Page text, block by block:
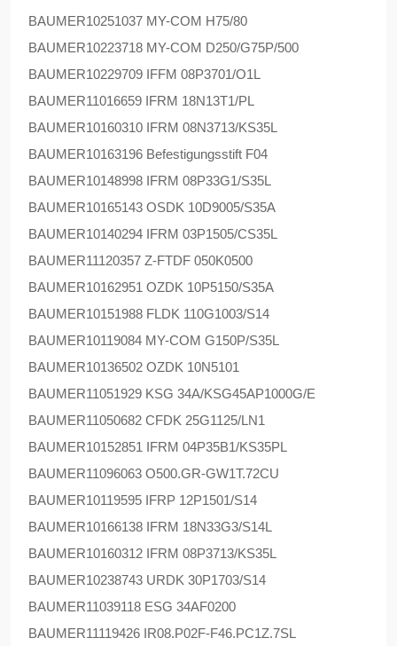
BAUMER10251037 MY-COM H75/80
BAUMER10223718 MY-COM D250/G75P/500
BAUMER10229709 IFFM 08P3701/O1L
BAUMER11016659 IFRM 18N13T1/PL
BAUMER10160310 IFRM 08N3713/KS35L
BAUMER10163196 Befestigungsstift F04
BAUMER10148998 IFRM 08P33G1/S35L
BAUMER10165143 OSDK 10D9005/S35A
BAUMER10140294 IFRM 03P1505/CS35L
BAUMER11120357 Z-FTDF 050K0500
BAUMER10162951 OZDK 10P5150/S35A
BAUMER10151988 FLDK 110G1003/S14
BAUMER10119084 MY-COM G150P/S35L
BAUMER10136502 OZDK 10N5101
BAUMER11051929 KSG 34A/KSG45AP1000G/E
BAUMER11050682 CFDK 25G1125/LN1
BAUMER10152851 IFRM 04P35B1/KS35PL
BAUMER11096063 O500.GR-GW1T.72CU
BAUMER10119595 IFRP 12P1501/S14
BAUMER10166138 IFRM 18N33G3/S14L
BAUMER10160312 IFRM 08P3713/KS35L
BAUMER10238743 URDK 30P1703/S14
BAUMER11039118 ESG 34AF0200
BAUMER11119426 IR08.P02F-F46.PC1Z.7SL